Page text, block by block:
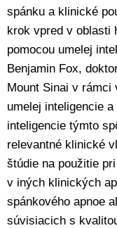
spánku a klinické
krok vpred v oblasti
pomocou umelej
Benjamin Fox,
Mount Sinai v rámci
umelej inteligencie
inteligencie týmto
relevantné klinické
štúdie na použitie
v iných klinických
spánkového apnoe
súvisiacich s